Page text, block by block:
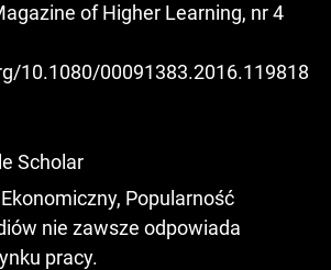
of Higher Learning, nr 4
10.1080/00091383.2016.119818
Scholar
Popularność
nie zawsze odpowiada
pracy.